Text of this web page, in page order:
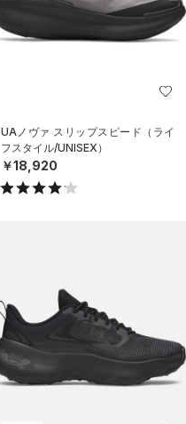
UAノヴァ スリップスピード（ライ
フスタイル/UNISEX）
￥18,920